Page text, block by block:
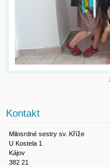
Kontakt
Milosrdné sestry sv. Kříže
U Kostela 1
Kájov
382 21